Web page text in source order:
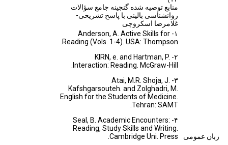
منابع توصیه شده گنجینه جامع سؤالات
روانشناسی بالینی با پاسخ تشریحی-
غلامرضا اسکروچی
زبان عمومی
۱- Anderson, A. Active Skills for
Reading (Vols. 1-4). USA: Thompson.
۲- KIRN, e. and Hartman, P.
Interaction: Reading. McGraw-Hill.
۳- Atai, M.R. Shoja, J.
Kafshgarsouteh. and Zolghadri, M.
English for the Students of Medicine.
Tehran: SAMT.
۴- Seal, B. Academic Encounters:
Reading, Study Skills and Writing.
Cambridge Uni. Press.